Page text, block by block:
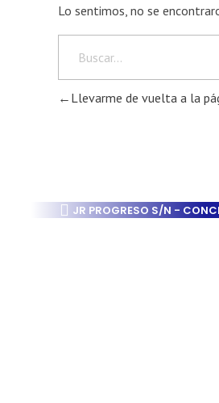
Lo sentimos, no se
Llevarme de vuelta a la
JR PROGRESO S/N -